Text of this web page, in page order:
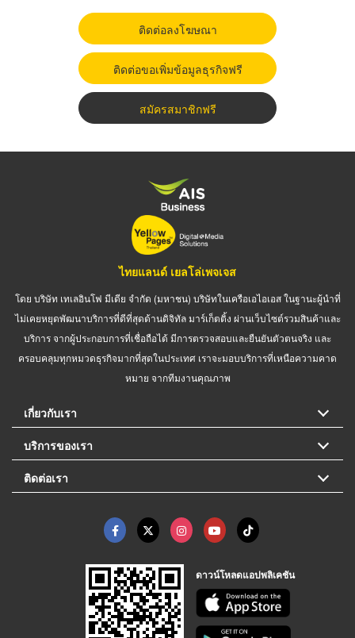
ติดต่อลงโฆษณา
ติดต่อขอเพิ่มข้อมูลธุรกิจฟรี
สมัครสมาชิกฟรี
ไทยแลนด์ เยลโล่เพจเจส
โดย บริษัท เทเลอินโฟ มีเดีย จำกัด (มหาชน) บริษัทในเครือเอไอเอส ในฐานะผู้นำที่
ไม่เคยหยุดพัฒนาบริการที่ดีที่สุดด้านดิจิทัล มาร์เก็ตติ้ง ผ่านเว็บไซต์รวมสินค้าและ
บริการ จากผู้ประกอบการที่เชื่อถือได้ มีการตรวจสอบและยืนยันตัวตนจริง และ
ครอบคลุมทุกหมวดธุรกิจมากที่สุดในประเทศ เราจะมอบบริการที่เหนือความคาด
หมาย จากทีมงานคุณภาพ
เกี่ยวกับเรา
บริการของเรา
ติดต่อเรา
ดาวน์โหลดแอปพลิเคชัน